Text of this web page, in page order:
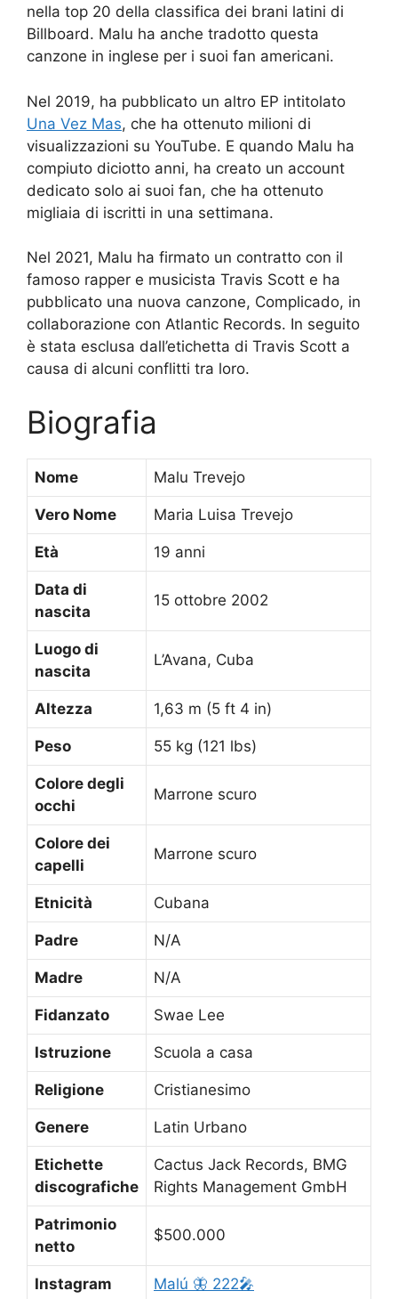
nella top 20 della classifica dei brani latini di
Billboard. Malu ha anche tradotto questa
canzone in inglese per i suoi fan americani.
Nel 2019, ha pubblicato un altro EP intitolato
Una Vez Mas, che ha ottenuto milioni di
visualizzazioni su YouTube. E quando Malu ha
compiuto diciotto anni, ha creato un account
dedicato solo ai suoi fan, che ha ottenuto
migliaia di iscritti in una settimana.
Nel 2021, Malu ha firmato un contratto con il
famoso rapper e musicista Travis Scott e ha
pubblicato una nuova canzone, Complicado, in
collaborazione con Atlantic Records. In seguito
è stata esclusa dall’etichetta di Travis Scott a
causa di alcuni conflitti tra loro.
Biografia
Nome Malu Trevejo
Vero Nome Maria Luisa Trevejo
Età 19 anni
Data di
nascita
15 ottobre 2002
Luogo di
nascita
L’Avana, Cuba
Altezza 1,63 m (5 ft 4 in)
Peso 55 kg (121 lbs)
Colore degli
occhi
Marrone scuro
Colore dei
capelli
Marrone scuro
Etnicità Cubana
Padre N/A
Madre N/A
Fidanzato Swae Lee
Istruzione Scuola a casa
Religione Cristianesimo
Genere Latin Urbano
Etichette
discografiche
Cactus Jack Records, BMG
Rights Management GmbH
Patrimonio
netto
$500.000
Instagram Malú 🦋 222🎤